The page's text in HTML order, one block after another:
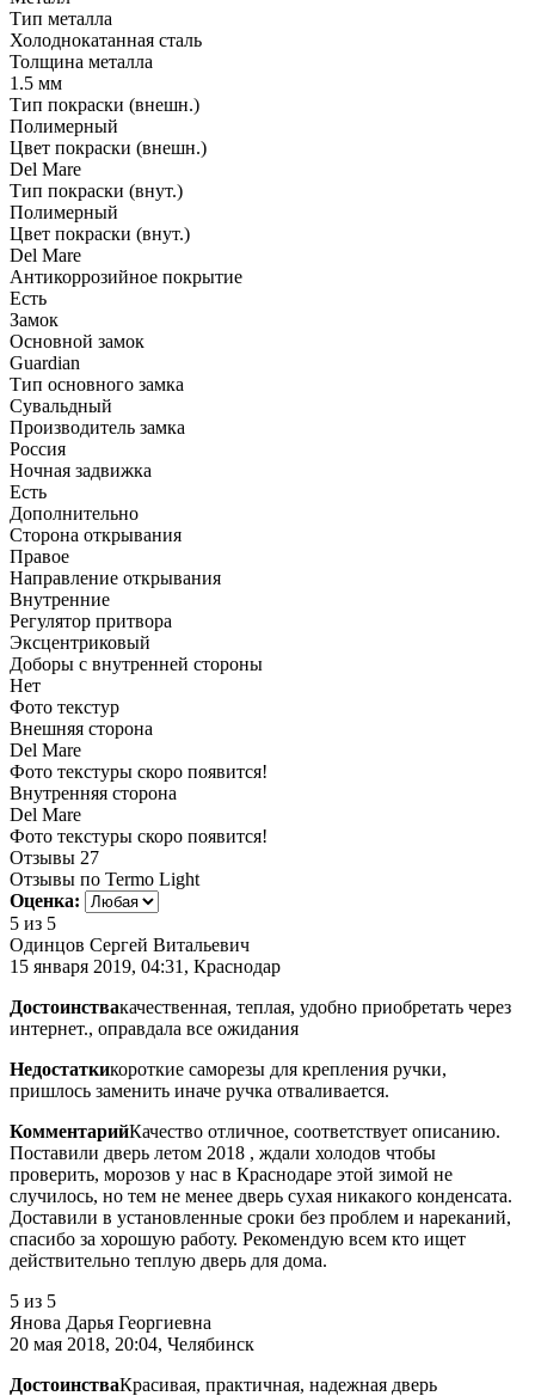
Тип металла
Холоднокатанная сталь
Толщина металла
1.5 мм
Тип покраски (внешн.)
Полимерный
Цвет покраски (внешн.)
Del Mare
Тип покраски (внут.)
Полимерный
Цвет покраски (внут.)
Del Mare
Антикоррозийное покрытие
Есть
Замок
Основной замок
Guardian
Тип основного замка
Сувальдный
Производитель замка
Россия
Ночная задвижка
Есть
Дополнительно
Сторона открывания
Правое
Направление открывания
Внутренние
Регулятор притвора
Эксцентриковый
Доборы с внутренней стороны
Нет
Фото текстур
Внешняя сторона
Del Mare
Фото текстуры скоро появится!
Внутренняя сторона
Del Mare
Фото текстуры скоро появится!
Отзывы 27
Отзывы по Termo Light
Оценка:
5 из 5
Одинцов Сергей Витальевич
15 января 2019, 04:31, Краснодар
Достоинствакачественная, теплая, удобно приобретать через
интернет., оправдала все ожидания
Недостаткикороткие саморезы для крепления ручки,
пришлось заменить иначе ручка отваливается.
КомментарийКачество отличное, соответствует описанию.
Поставили дверь летом 2018 , ждали холодов чтобы
проверить, морозов у нас в Краснодаре этой зимой не
случилось, но тем не менее дверь сухая никакого конденсата.
Доставили в установленные сроки без проблем и нареканий,
спасибо за хорошую работу. Рекомендую всем кто ищет
действительно теплую дверь для дома.
5 из 5
Янова Дарья Георгиевна
20 мая 2018, 20:04, Челябинск
ДостоинстваКрасивая, практичная, надежная дверь